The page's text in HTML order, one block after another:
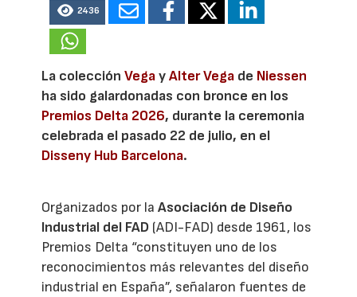
2436
La colecciónVegayAlter Vega de Niessen
ha sido galardonadas con bronce en los
Premios Delta 2026, durante la ceremonia
celebrada el pasado 22 de julio, en el
Disseny Hub Barcelona.
Organizados por laAsociación de Diseño
Industrial del FAD (ADI-FAD) desde 1961, los
Premios Delta “constituyen uno de los
reconocimientos más relevantes del diseño
industrial en España”, señalaron fuentes de